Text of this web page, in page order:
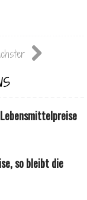
so bleibt die